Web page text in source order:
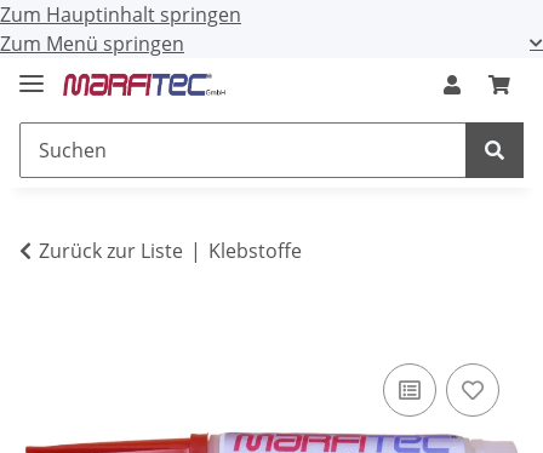
Zum Hauptinhalt springen
Zum Menü springen
Zurück zur Liste Klebstoffe